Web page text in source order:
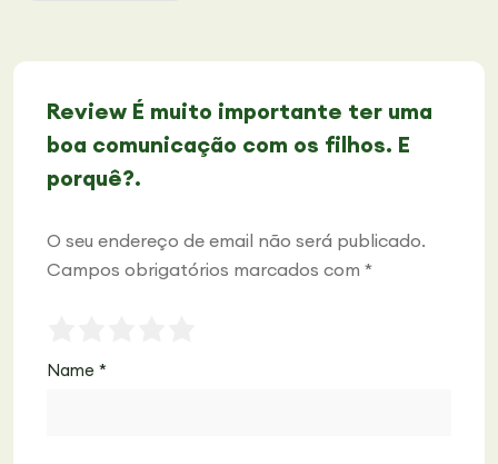
Review É muito importante ter uma
boa comunicação com os filhos. E
porquê?.
O seu endereço de email não será publicado.
Campos obrigatórios marcados com *
Name *